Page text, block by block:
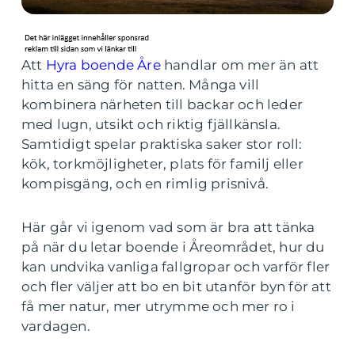
Att Hyra boende Årehandlar om mer än att
hitta en säng för natten. Många vill
kombinera närheten till backar och leder
med lugn, utsikt och riktig fjällkänsla.
Samtidigt spelar praktiska saker stor roll:
kök, torkmöjligheter, plats för familj eller
kompisgäng, och en rimlig prisnivå.
Här går vi igenom vad som är bra att tänka
på när du letar boende i Åreområdet, hur du
kan undvika vanliga fallgropar och varför fler
och fler väljer att bo en bit utanför byn för att
få mer natur, mer utrymme och mer ro i
vardagen.